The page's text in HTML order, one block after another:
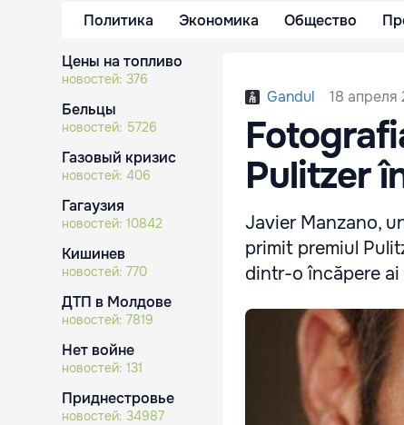
Политика Экономика Общество
Цены на топливо
новостей: 376
Бельцы
новостей: 5726
Газовый кризис
новостей: 406
Гагаузия
новостей: 10842
Кишинев
новостей: 770
ДТП в Молдове
новостей: 7819
Нет войне
новостей: 131
Приднестровье
новостей: 34987
Gandul 18 апреля
Pulitzer
Javier Manzano,
primit premiul
dintr-o încăpere